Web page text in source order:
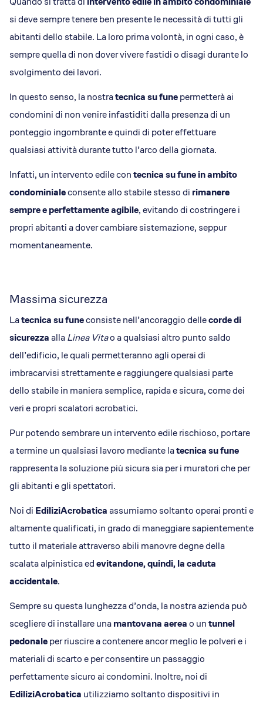
si deve sempre tenere ben presente le necessità di tutti gli
abitanti dello stabile. La loro prima volontà, in ogni caso, è
sempre quella di non dover vivere fastidi o disagi durante lo
svolgimento dei lavori.
In questo senso, la nostratecnica su funepermetterà ai
condomini di non venire infastiditi dalla presenza di un
ponteggio ingombrante e quindi di poter effettuare
qualsiasi attività durante tutto l’arco della giornata.
Infatti, un intervento edile contecnica su fune in ambito
condominialeconsente allo stabile stesso di rimanere
sempre e perfettamente agibile, evitando di costringere i
propri abitanti a dover cambiare sistemazione, seppur
momentaneamente.
Massima sicurezza
Latecnica su funeconsiste nell’ancoraggio dellecorde di
sicurezzaallaLinea Vitao a qualsiasi altro punto saldo
dell’edificio, le quali permetteranno agli operai di
imbracarvisi strettamente e raggiungere qualsiasi parte
dello stabile in maniera semplice, rapida e sicura, come dei
veri e propri scalatori acrobatici.
Pur potendo sembrare un intervento edile rischioso, portare
a termine un qualsiasi lavoro mediante latecnica su fune
rappresenta la soluzione più sicura sia per i muratori che per
gli abitanti e gli spettatori.
Noi di EdiliziAcrobaticaassumiamo soltanto operai pronti e
altamente qualificati, in grado di maneggiare sapientemente
tutto il materiale attraverso abili manovre degne della
scalata alpinistica edevitandone, quindi, la caduta
accidentale.
Sempre su questa lunghezza d’onda, la nostra azienda può
scegliere di installare unamantovana aereao untunnel
pedonaleper riuscire a contenere ancor meglio le polveri e i
materiali di scarto e per consentire un passaggio
perfettamente sicuro ai condomini. Inoltre, noi di
EdiliziAcrobatica utilizziamo soltanto dispositivi in